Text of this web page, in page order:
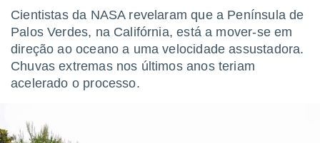
a este
das
e
forma
digital
Cientistas da NASA revelaram que a Península de
Palos Verdes, na Califórnia, está a mover-se em
direção ao oceano a uma velocidade assustadora.
Chuvas extremas nos últimos anos teriam
acelerado o processo.